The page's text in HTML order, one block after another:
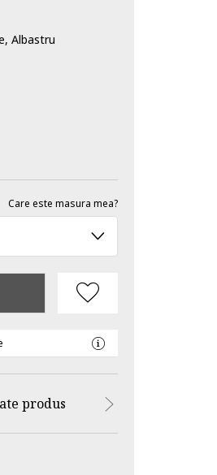
Albastru
Care este masura mea?
produs